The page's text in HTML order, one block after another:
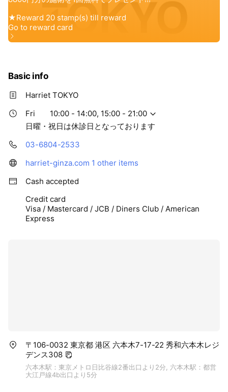
Basic info
Harriet TOKYO
Fri
10:00 - 14:00, 15:00 - 21:00
日曜・祝日は休診日となっております
03-6804-2533
harriet-ginza.com 1 other items
Cash accepted
Credit card
Visa / Mastercard / JCB / Diners Club / American
Express
〒106-0032 東京都 港区 六本木7-17-22 秀和六本木レジ
デンス308
六本木駅：東京メトロ日比谷線2番出口より2分, 六本木駅：都営
大江戸線4b出口より5分